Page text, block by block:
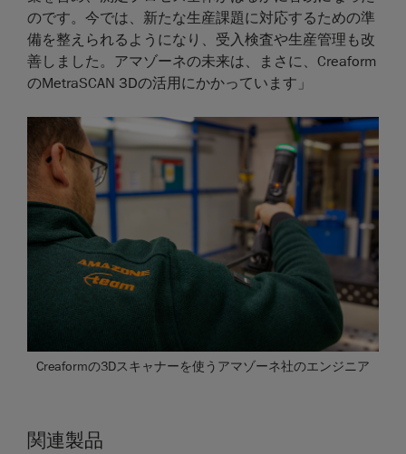
のです。今では、新たな生産課題に対応するための準
備を整えられるようになり、受入検査や生産管理も改
善しました。アマゾーネの未来は、まさに、Creaform
のMetraSCAN 3Dの活用にかかっています」
Creaformの3Dスキャナーを使うアマゾーネ社のエンジニア
関連製品